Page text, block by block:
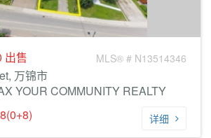
出售 MLS® # N13514346
万锦市
YOUR COMMUNITY REALTY
8(0+8) 详细